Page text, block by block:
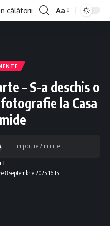
Font
Aa
– S-a deschis o
la Casa
8 septembrie 2025 16:15
Timp citire 2 minute